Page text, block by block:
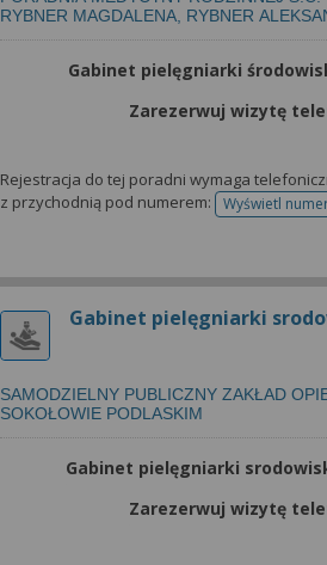
RYBNER MAGDALENA, RYBNER
Gabinet pielęgniarki
Zarezerwuj wizytę
Rejestracja do tej poradni wymaga
z przychodnią pod numerem:
Wyświetl
Gabinet pielęgniarki
SAMODZIELNY PUBLICZNY ZAKŁAD
SOKOŁOWIE PODLASKIM
Gabinet pielęgniarki
Zarezerwuj wizytę